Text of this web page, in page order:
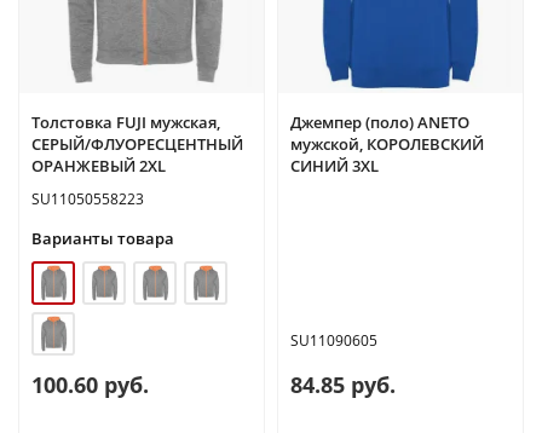
Толстовка FUJI мужская,
СЕРЫЙ/ФЛУОРЕСЦЕНТНЫЙ
ОРАНЖЕВЫЙ 2XL
SU11050558223
Варианты товара
100.60 руб.
Джемпер (поло) ANETO
мужской, КОРОЛЕВСКИЙ
СИНИЙ 3XL
SU11090605
84.85 руб.